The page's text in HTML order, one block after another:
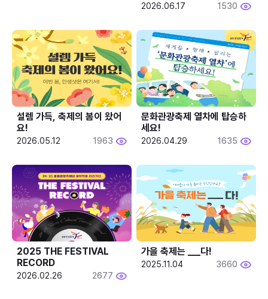
2026.06.17 1530
설렘 가득, 축제의 봄이 왔어
요!
2026.05.12 1963
문화관광축제 열차에 탑승하
세요!
2026.04.29 1635
2025 THE FESTIVAL
RECORD
2026.02.26 2677
2025.11.04 3660